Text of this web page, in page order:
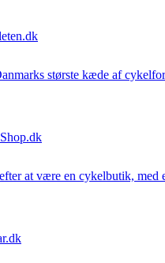
største kæde af
at være en cykelbutik,